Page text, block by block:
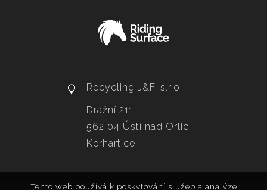
Tento web používá k poskytování služeb a analýze
Recycling J&F, s.r.o.
Drážní 211
562 04 Ústí nad Orlicí -
Kerhartice